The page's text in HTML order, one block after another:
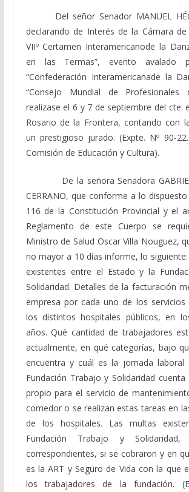
Del señor Senador MANUEL
declarando de Interés de la Cámara de
VIIº Certamen Interamericanode la
en las Termas”, evento avalado
“Confederación Interamericanade la
“Consejo Mundial de
realizase el 6 y 7 de septiembre del cte.
Rosario de la Frontera, contando con
un prestigioso jurado. (Expte. Nº 90-
Comisión de Educación y Cultura).
De la señora Senadora
CERRANO, que conforme a lo
116 de la Constitución Provincial y el
Reglamento de este Cuerpo se
Ministro de Salud Oscar Villa Nouguez,
no mayor a 10 días informe, lo
existentes entre el Estado y la
Solidaridad. Detalles de la facturación
empresa por cada uno de los servicios
los distintos hospitales públicos, en
años. Qué cantidad de trabajadores
actualmente, en qué categorías, bajo
encuentra y cuál es la jornada laboral
Fundación Trabajo y Solidaridad
propio para el servicio de
comedor o se realizan estas tareas en
de los hospitales. Las multas
Fundación Trabajo y
correspondientes, si se cobraron y en
es la ART y Seguro de Vida con la que
los trabajadores de la fundación.